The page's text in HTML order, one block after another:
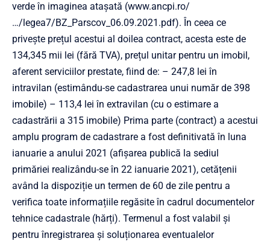
verde în imaginea atașată (www.ancpi.ro/
…/legea7/BZ_Parscov_06.09.2021.pdf). În ceea ce
privește prețul acestui al doilea contract, acesta este de
134,345 mii lei (fără TVA), prețul unitar pentru un imobil,
aferent serviciilor prestate, fiind de: – 247,8 lei în
intravilan (estimându-se cadastrarea unui număr de 398
imobile) – 113,4 lei în extravilan (cu o estimare a
cadastrării a 315 imobile) Prima parte (contract) a acestui
amplu program de cadastrare a fost definitivată în luna
ianuarie a anului 2021 (afișarea publică la sediul
primăriei realizându-se în 22 ianuarie 2021), cetățenii
având la dispoziție un termen de 60 de zile pentru a
verifica toate informațiile regăsite în cadrul documentelor
tehnice cadastrale (hărți). Termenul a fost valabil și
pentru înregistrarea și soluționarea eventualelor